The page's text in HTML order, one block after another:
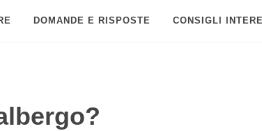
DOMANDE E RISPOSTE CONSIGLI